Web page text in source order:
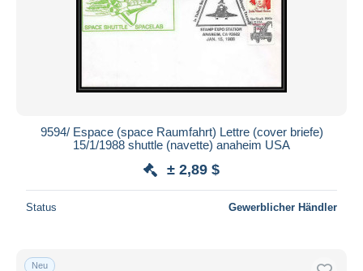
9594/ Espace (space Raumfahrt) Lettre (cover briefe)
15/1/1988 shuttle (navette) anaheim USA
± 2,89 $
Status Gewerblicher Händler
Neu